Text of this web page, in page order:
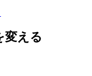
変える